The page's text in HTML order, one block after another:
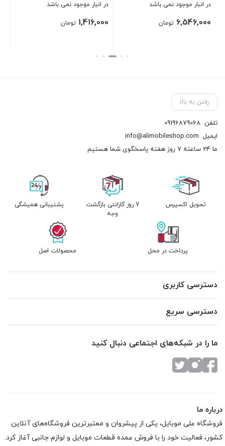
در انبار موجود نمی باشد
6,546,000 تومان
در انبار موجود نمی باشد
1,416,000 تومان
بستن
رفتن به بالا
تلفن 09196879068
ایمیل info@alimobileshop.com
ما 24 ساعته 7 روز هفته پاسخگوی شما هستیم
تحویل اکسپرس
7 روز گارانتی بازگشت
وجه
پشتیبانی همیشگی
پرداخت در محل محصولات اصل
دسترسی کاربری
دسترسی سریع
ما را در شبکه‌های اجتماعی دنبال کنید
درباره ما
فروشگاه علی موبایل، یکی از پیشروان و معتبرترین فروشگاه‌های آنلاین
کشور، فعالیت خود را با فروش عمده قطعات موبایل و لوازم جانبی آغاز کرد.